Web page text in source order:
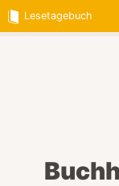
Lesetagebuch